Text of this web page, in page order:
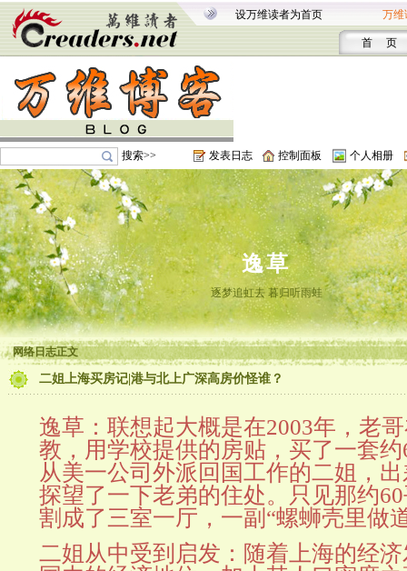
设万维读者为首页 万维
首 页
搜索>> 发表日志 控制面板 个人相册
逸草
逐梦追虹去 暮归听雨蛙
网络日志正文
二姐上海买房记|港与北上广深高房价怪谁？
逸草：联想起大概是在2003年，老
教，用学校提供的房贴，买了一套
从美一公司外派回国工作的二姐，
探望了一下老弟的住处。只见那约
割成了三室一厅，一副“螺蛳壳里做
二姐从中受到启发：随着上海的经